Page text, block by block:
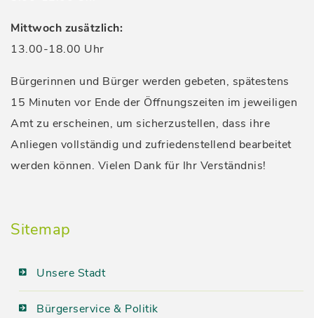
Mittwoch zusätzlich:
13.00-18.00 Uhr
Bürgerinnen und Bürger werden gebeten, spätestens
15 Minuten vor Ende der Öffnungszeiten im jeweiligen
Amt zu erscheinen, um sicherzustellen, dass ihre
Anliegen vollständig und zufriedenstellend bearbeitet
werden können. Vielen Dank für Ihr Verständnis!
Sitemap
Unsere Stadt
Bürgerservice & Politik